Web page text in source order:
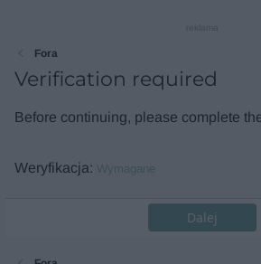
Fora
Verification required
Before continuing, please complete
Weryfikacja Wymagane
Dalej